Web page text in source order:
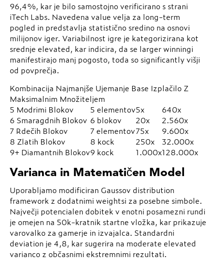
96,4%, kar je bilo samostojno verificirano s strani
iTech Labs. Navedena value velja za long-term
pogled in predstavlja statistično sredino na osnovi
milijonov iger. Variabilnost igre je kategorizirana kot
srednje elevated, kar indicira, da se larger winningi
manifestirajo manj pogosto, toda so significantly višji
od povprečja.
Kombinacija Najmanjše Ujemanje Base Izplačilo Z
Maksimalnim Množiteljem
5 Modrimi Blokov
5 elementov5x
640x
6 Smaragdnih Blokov 6 blokov 20x
2.560x
7 Rdečih Blokov
7 elementov75x
9.600x
8 Zlatih Blokov
8 kock 250x
32.000x
9+ Diamantnih Blokov9 kock 1.000x128.000x
Varianca in Matematičen Model
Uporabljamo modificiran Gaussov distribution
framework z dodatnimi weightsi za posebne simbole.
Največji potencialen dobitek v enotni posamezni rundi
je omejen na 50k-kratnik startne vložka, kar prikazuje
varovalko za gamerje in izvajalca. Standardni
deviation je 4,8, kar sugerira na moderate elevated
varianco z občasnimi ekstremnimi rezultati.